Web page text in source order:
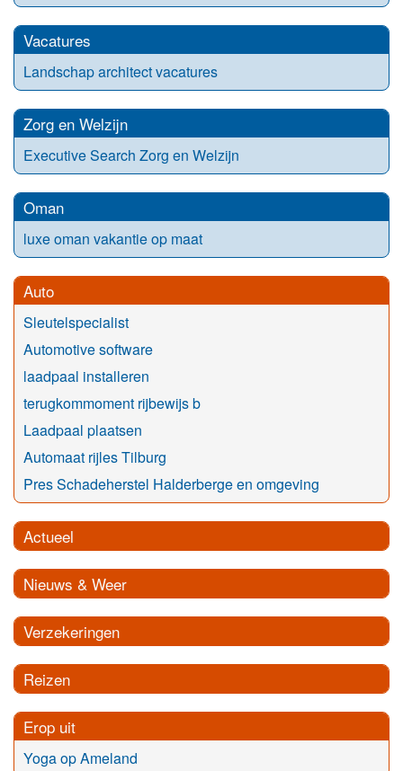
Vacatures
Landschap architect vacatures
Zorg en Welzijn
Executive Search Zorg en Welzijn
Oman
luxe oman vakantie op maat
Auto
Sleutelspecialist
Automotive software
laadpaal installeren
terugkommoment rijbewijs b
Laadpaal plaatsen
Automaat rijles Tilburg
Pres Schadeherstel Halderberge en omgeving
Actueel
Nieuws & Weer
Verzekeringen
Reizen
Erop uit
Yoga op Ameland